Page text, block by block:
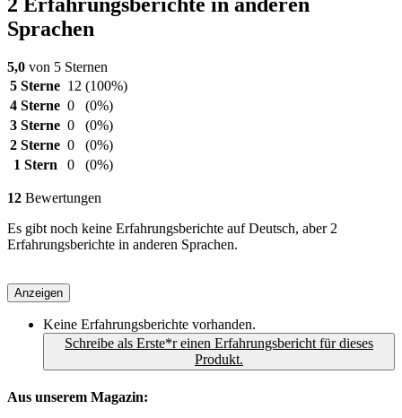
Sprachen
5,0 von 5 Sternen
5 Sterne 12 (100%)
4 Sterne 0
(0%)
3 Sterne 0
(0%)
2 Sterne 0
(0%)
1 Stern
0 (0%)
12 Bewertungen
Es gibt noch keine Erfahrungsberichte auf Deutsch, aber 2
Erfahrungsberichte in anderen Sprachen.
Anzeigen
Keine Erfahrungsberichte vorhanden.
Schreibe als Erste*r einen Erfahrungsbericht für dieses
Produkt.
Aus unserem Magazin: